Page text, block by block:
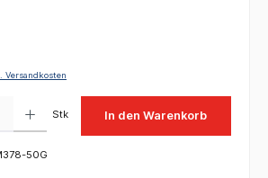
Stk In den Warenkorb
50G